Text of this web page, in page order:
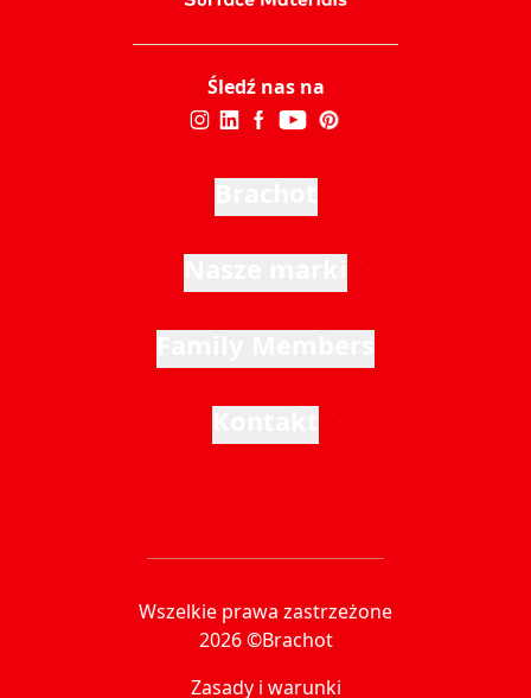
Śledź nas na
Wszelkie prawa zastrzeżone
2026 ©Brachot
Zasady i warunki